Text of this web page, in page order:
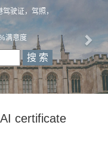
驶证，驾照，
满意度
certificate